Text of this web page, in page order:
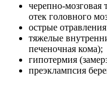
черепно-мозговая
отек головного
острые
тяжелые
печеночная кома);
гипотермия
преэклампсия